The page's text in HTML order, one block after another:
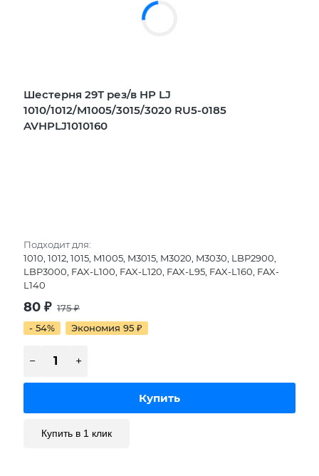
Шестерня 29Т рез/в HP LJ
1010/1012/M1005/3015/3020 RU5-0185
AVHPLJ1010160
Подходит для:
1010, 1012, 1015, M1005, M3015, M3020, M3030, LBP2900,
LBP3000, FAX-L100, FAX-L120, FAX-L95, FAX-L160, FAX-
L140
80 ₽ 175₽
- 54%
Экономия 95 ₽
Купить в 1 клик